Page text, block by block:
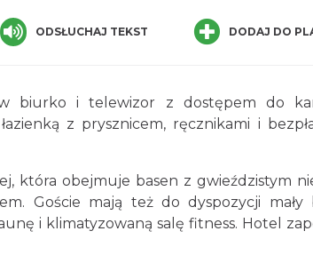
ODSŁUCHAJ TEKST DODAJ DO
biurko i telewizor z dostępem do
z prysznicem, ręcznikami i
która obejmuje basen z gwieździstym
Goście mają też do dyspozycji mały
i klimatyzowaną salę fitness. Hotel